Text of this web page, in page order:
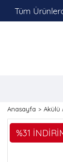
Tüm
Anasayfa Akülü
%31